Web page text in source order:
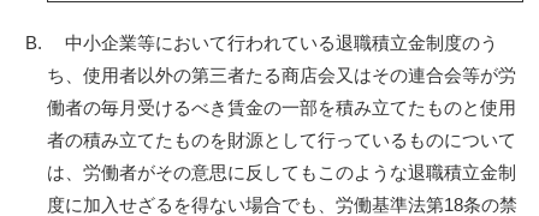
中小企業等において行われている退職積立金制度のう
ち、使用者以外の第三者たる商店会又はその連合会等が労
働者の毎月受けるべき賃金の一部を積み立てたものと使用
者の積み立てたものを財源として行っているものについて
は、労働者がその意思に反してもこのような退職積立金制
度に加入せざるを得ない場合でも、労働基準法第18条の禁